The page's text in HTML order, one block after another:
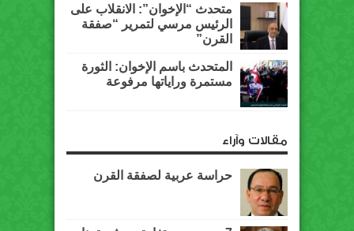
متحدث “الإخوان”: الانقلاب على
الرئيس مرسي لتمرير “صفقة
القرن”
المتحدث باسم الإخوان: الثورة
مستمرة وراياتها مرفوعة
مقالات وآراء
حراسة عربية لصفقة القرن